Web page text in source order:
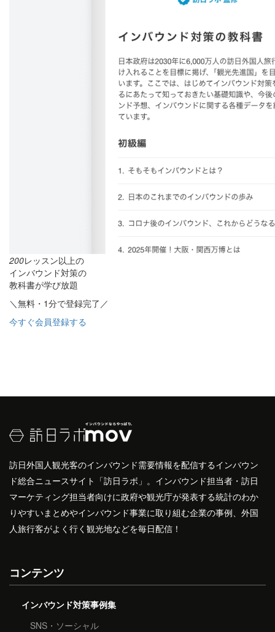
200レッスン以上の
インバウンド対策の
教科書が学び放題
＼無料・1分で登録完了／
今すぐ会員登録する
訪日外国人観光客のインバウンド需要情報を配信するインバウン
ド総合ニュースサイト「訪日ラボ」。インバウンド担当者・訪日
マーケティング担当者向けに政府や観光庁が発表する統計のわか
りやすいまとめやインバウンド事業に取り組む企業の事例、外国
人旅行客がよく行く観光地などを毎日配信！
コンテンツ
インバウンド対策事例集
SNS・ソーシャル